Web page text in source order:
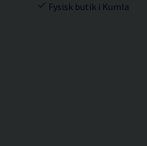
Fysisk butik i Kumla